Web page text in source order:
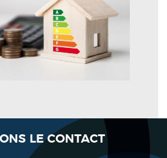
LE CONTACT